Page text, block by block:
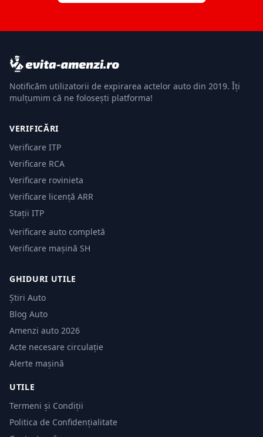
Notificăm utilizatorii de expirarea actelor auto din 2019. Îți
mulțumim că ne folosești platforma!
VERIFICĂRI
Verificare ITP
Verificare RCA
Verificare rovinieta
Verificare licență ARR
Stații ITP
Verificare auto completă
Verificare mașină SH
GHIDURI UTILE
Știri Auto
Blog Auto
Amenzi auto 2026
Acte necesare circulație
Alerte mașină
UTILE
Termeni și Condiții
Politica de Confidențialitate